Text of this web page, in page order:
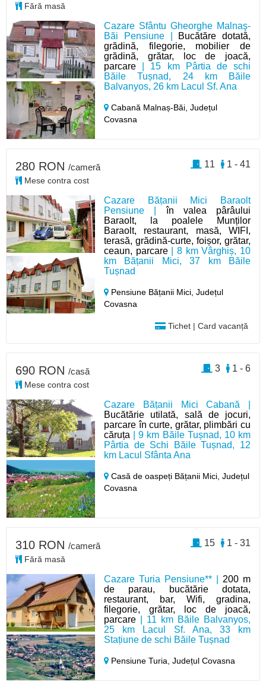
Cazare Sfântu Gheorghe Malnaş-
Băi Pensiune |
Bucătăre dotată,
grădină, filegorie, mobilier de
grădină, grătar, loc de joacă,
parcare | 15 km Pârtia de schi
Băile Tușnad, 24 km Băile
Balvanyos, 26 km Lacul Sf. Ana
Cabană Malnaș-Băi,Județul
Covasna
Fără masă
Cazare Bățanii Mici Baraolt
Pensiune |în valea pârâului
Baraolt, la poalele Munților
Baraolt, restaurant, masă, WIFI,
terasă, grădină-curte, foișor, grătar,
ceaun, parcare| 8 km Vârghiș, 10
km Bățanii Mici, 37 km Băile
Tușnad
Pensiune Bățanii Mici,Județul
Covasna
Tichet | Card vacanță
280 RON /cameră
Mese contra cost
1 - 41
11
Cazare Bățanii Mici Cabană |
Bucătărie utilată, sală de jocuri,
parcare în curte, grătar, plimbări cu
căruța | 9 km Băile Tușnad, 10 km
Pârtia de Schi Băile Tușnad, 12
km Lacul Sfânta Ana
Casă de oaspeți Bățanii Mici,Județul
Covasna
690 RON /casă
Mese contra cost
1 - 6
3
Cazare Turia Pensiune** | 200 m
de parau, bucătărie dotata,
restaurant, bar, Wifi, gradina,
filegorie, grătar, loc de joacă,
parcare | 11 km Băile Balvanyos,
25 km Lacul Sf. Ana, 33 km
Stațiune de schi Băile Tușnad
Pensiune Turia,Județul Covasna
310 RON /cameră
Fără masă
1 - 31
15